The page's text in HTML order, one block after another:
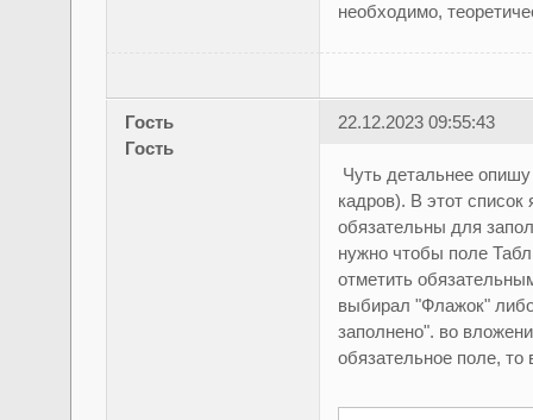
необходимо,
Гость
Гость
22.12.2023 09:55:43
Чуть детальнее
кадров). В этот
обязательны для
нужно чтобы поле
отметить
выбирал "Флажок"
заполнено". во
обязательное поле,